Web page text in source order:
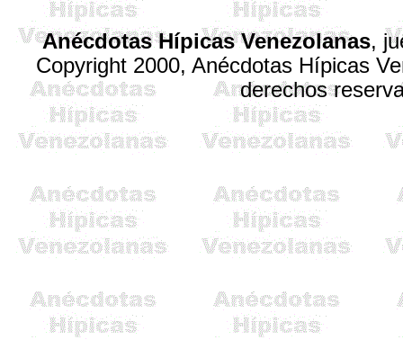
Anécdotas Hípicas Venezolanas,
Copyright 2000, Anécdotas Hípicas
derechos